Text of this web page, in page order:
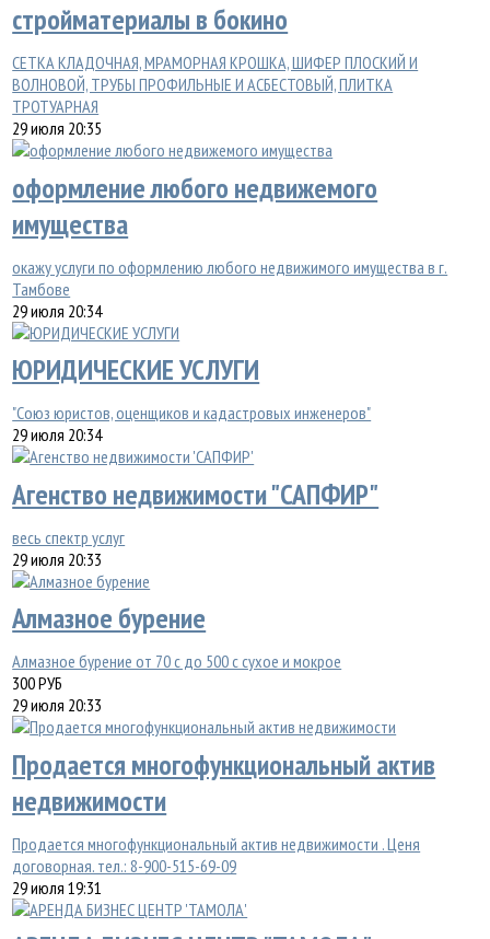
стройматериалы в бокино
СЕТКА КЛАДОЧНАЯ, МРАМОРНАЯ КРОШКА, ШИФЕР ПЛОСКИЙ И
ВОЛНОВОЙ, ТРУБЫ ПРОФИЛЬНЫЕ И АСБЕСТОВЫЙ, ПЛИТКА
ТРОТУАРНАЯ
29 июля 20:35
оформление любого недвижемого
имущества
окажу услуги по оформлению любого недвижимого имущества в г.
Тамбове
29 июля 20:34
ЮРИДИЧЕСКИЕ УСЛУГИ
"Союз юристов, оценщиков и кадастровых инженеров"
29 июля 20:34
Агенство недвижимости "САПФИР"
весь спектр услуг
29 июля 20:33
Алмазное бурение
Алмазное бурение от 70 с до 500 с сухое и мокрое
300РУБ
29 июля 20:33
Продается многофункциональный актив
недвижимости
Продается многофункциональный актив недвижимости . Ценя
договорная. тел.: 8-900-515-69-09
29 июля 19:31